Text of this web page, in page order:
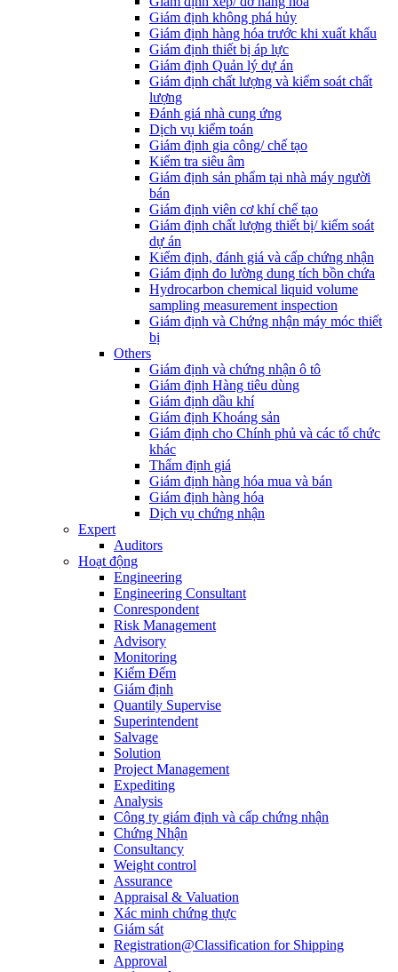
Giám định không phá hủy
Giám định hàng hóa trước khi xuất khẩu
Giám định thiết bị áp lực
Giám định Quản lý dự án
Giám định chất lượng và kiểm soát chất
lượng
Đánh giá nhà cung ứng
Dịch vụ kiểm toán
Giám định gia công/ chế tạo
Kiểm tra siêu âm
Giám định sản phẩm tại nhà máy người
bán
Giám định viên cơ khí chế tạo
Giám định chất lượng thiết bị/ kiểm soát
dự án
Kiểm định, đánh giá và cấp chứng nhận
Giám định đo lường dung tích bồn chứa
Hydrocarbon chemical liquid volume
sampling measurement inspection
Giám định và Chứng nhận máy móc thiết
bị
Others
Giám định và chứng nhận ô tô
Giám định Hàng tiêu dùng
Giám định dầu khí
Giám định Khoáng sản
Giám định cho Chính phủ và các tổ chức
khác
Thẩm định giá
Giám định hàng hóa mua và bán
Giám định hàng hóa
Dịch vụ chứng nhận
Expert
Auditors
Hoạt động
Engineering
Engineering Consultant
Conrespondent
Risk Management
Advisory
Monitoring
Kiểm Đếm
Giám định
Quantily Supervise
Superintendent
Salvage
Solution
Project Management
Expediting
Analysis
Công ty giám định và cấp chứng nhận
Chứng Nhận
Consultancy
Weight control
Assurance
Appraisal & Valuation
Xác minh chứng thực
Giám sát
Registration@Classification for Shipping
Approval